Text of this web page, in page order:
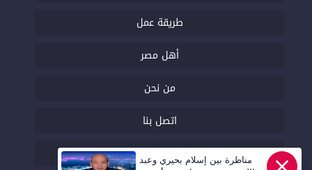
طريقة عمل
أهل مصر
من نحن
اتصل بنا
السياسة التحريرية
مناظرة بين إسلام بحيري وعبد